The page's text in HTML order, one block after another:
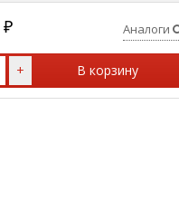
₽ Аналоги
+ В корзину